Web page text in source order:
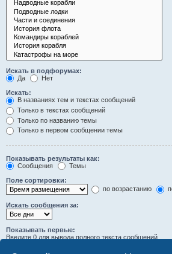
Искать в подфорумах:
Да
Нет
Искать:
В названиях тем и текстах сообщений
Только в текстах сообщений
Только по названию темы
Только в первом сообщении темы
Показывать результаты как:
Сообщения
Темы
Поле сортировки:
по возрастанию
Искать сообщения за:
Показывать первые:
Введите 0 для вывода полного текста сообщений.